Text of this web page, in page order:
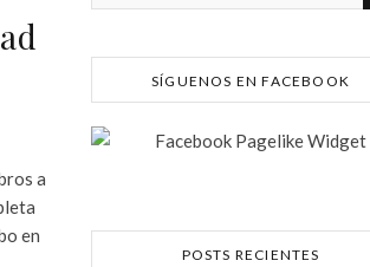
a
en
SÍGUENOS EN FACEBOOK
POSTS RECIENTES